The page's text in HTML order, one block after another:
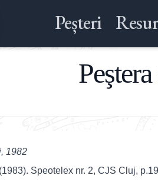
Peșteri
1982
Speotelex nr. 2, CJS Cluj,